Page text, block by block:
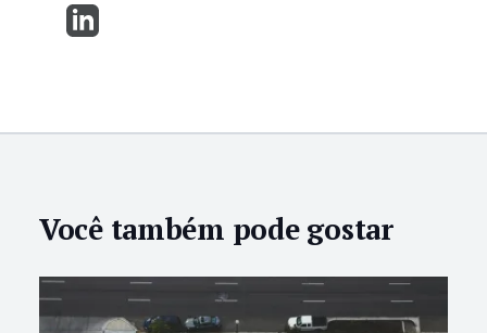
Você também pode gostar